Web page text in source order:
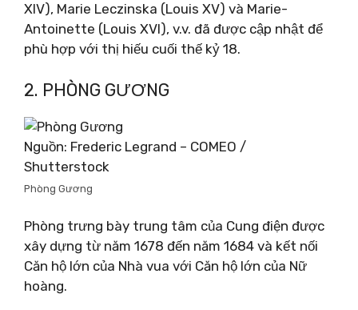
XIV), Marie Leczinska (Louis XV) và Marie-
Antoinette (Louis XVI), v.v. đã được cập nhật để
phù hợp với thị hiếu cuối thế kỷ 18.
2. PHÒNG GƯƠNG
Nguồn: Frederic Legrand – COMEO /
Shutterstock
Phòng Gương
Phòng trưng bày trung tâm của Cung điện được
xây dựng từ năm 1678 đến năm 1684 và kết nối
Căn hộ lớn của Nhà vua với Căn hộ lớn của Nữ
hoàng.